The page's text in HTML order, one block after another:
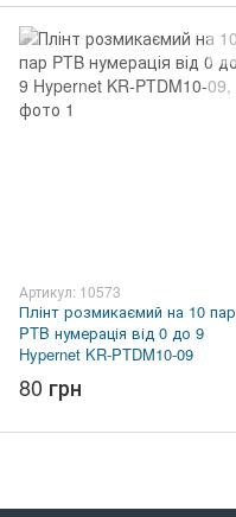
Артикул: 10573
Плінт розмикаємий на 10 пар
PTB нумерація від 0 до 9
Hypernet KR-PTDM10-09
80 грн